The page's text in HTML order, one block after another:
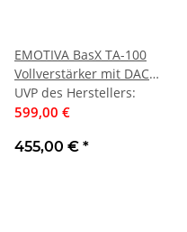
EMOTIVA BasX TA-100
Vollverstärker mit DAC
Tuner | Auspackware, sehr
gut
UVP des Herstellers:
599,00 €
455,00 € *